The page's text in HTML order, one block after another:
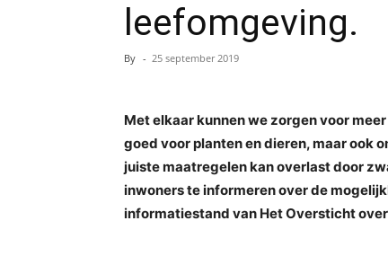
leefomgeving.
By - 25 september 2019
Met elkaar kunnen we zorgen voor
goed voor planten en dieren, maar ook
juiste maatregelen kan overlast door
inwoners te informeren over de
informatiestand van Het Oversticht